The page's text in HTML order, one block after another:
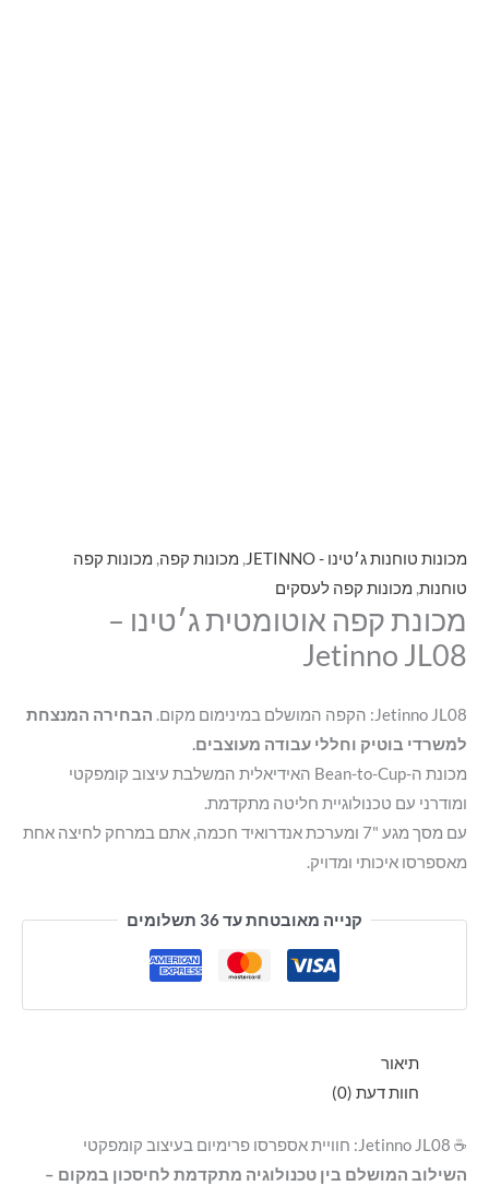
מכונות טוחנות ג׳טינו - JETINNO , מכונות קפה, מכונות קפה
טוחנות, מכונות קפה לעסקים
מכונת קפה אוטומטית ג׳טינו –
Jetinno JL08
Jetinno JL08: הקפה המושלם במינימום מקום.
הבחירה המנצחת
למשרדי בוטיק וחללי עבודה מעוצבים.
מכונת ה-Bean-to-Cup האידיאלית המשלבת עיצוב קומפקטי
ומודרני עם טכנולוגיית חליטה מתקדמת.
עם מסך מגע "7 ומערכת אנדרואיד חכמה, אתם במרחק לחיצה אחת
מאספרסו איכותי ומדויק.
קנייה מאובטחת עד 36 תשלומים
תיאור
חוות דעת (0)
☕ Jetinno JL08: חוויית אספרסו פרימיום בעיצוב קומפקטי
השילוב המושלם בין טכנולוגיה מתקדמת לחיסכון במקום –